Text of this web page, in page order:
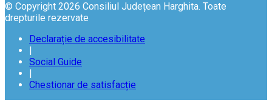
© Copyright 2026 Consiliul Județean Harghita. Toate
drepturile rezervate
Declarație de accesibilitate
Social Guide
Chestionar de satisfacție